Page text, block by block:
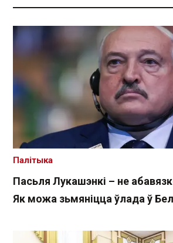
Пасьля Лукашэнкі – не
Як можа зьмяніцца ўлада ў
Палітыка